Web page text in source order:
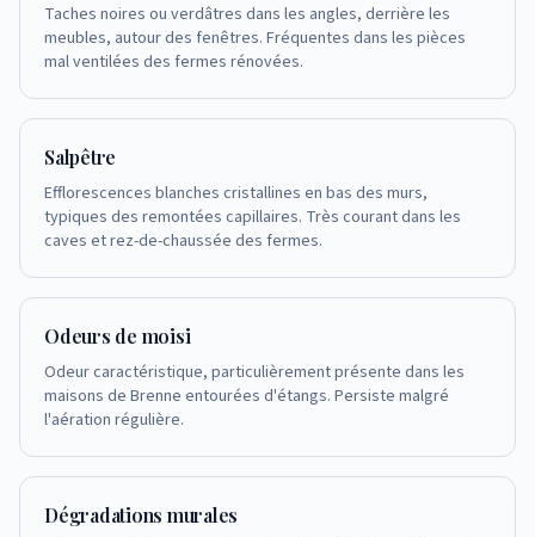
Taches noires ou verdâtres dans les angles, derrière les
meubles, autour des fenêtres. Fréquentes dans les pièces
mal ventilées des fermes rénovées.
Salpêtre
Efflorescences blanches cristallines en bas des murs,
typiques des remontées capillaires. Très courant dans les
caves et rez-de-chaussée des fermes.
Odeurs de moisi
Odeur caractéristique, particulièrement présente dans les
maisons de Brenne entourées d'étangs. Persiste malgré
l'aération régulière.
Dégradations murales